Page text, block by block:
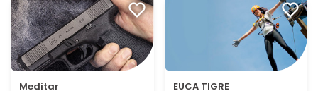
Meditar EUCA TIGRE